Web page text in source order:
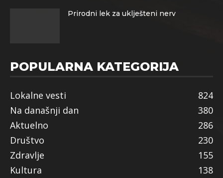
Prirodni lek za uklješteni nerv
POPULARNA KATEGORIJA
Lokalne vesti
824
Na današnji dan
380
Aktuelno
286
Društvo
230
Zdravlje
155
Kultura
138